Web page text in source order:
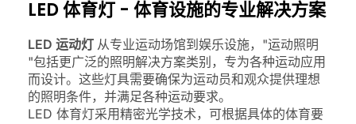
LED 体育灯 - 体育设施的专业解决方案
LED 运动灯 从专业运动场馆到娱乐设施，"运动照明
"包括更广泛的照明解决方案类别，专为各种运动应用
而设计。这些灯具需要确保为运动员和观众提供理想
的照明条件，并满足各种运动要求。
LED 体育灯采用精密光学技术，可根据具体的体育要